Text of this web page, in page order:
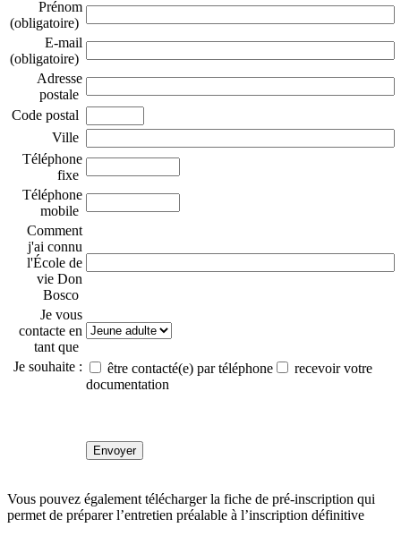
Prénom
(obligatoire)
E-mail
(obligatoire)
Adresse
postale
Code postal
Ville
Téléphone
fixe
Téléphone
mobile
Comment
j'ai connu
l'École de
vie Don
Bosco
Je vous
contacte en
tant que
Je souhaite :
être contacté(e) par téléphone
recevoir votre
documentation
Vous pouvez également télécharger la fiche de pré-inscription qui
permet de préparer l’entretien préalable à l’inscription définitive